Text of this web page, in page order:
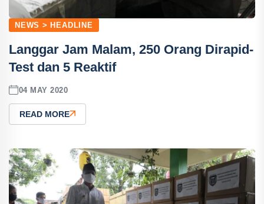
NEWS > HEADLINE
Langgar Jam Malam, 250 Orang Dirapid-
Test dan 5 Reaktif
04 MAY 2020
READ MORE